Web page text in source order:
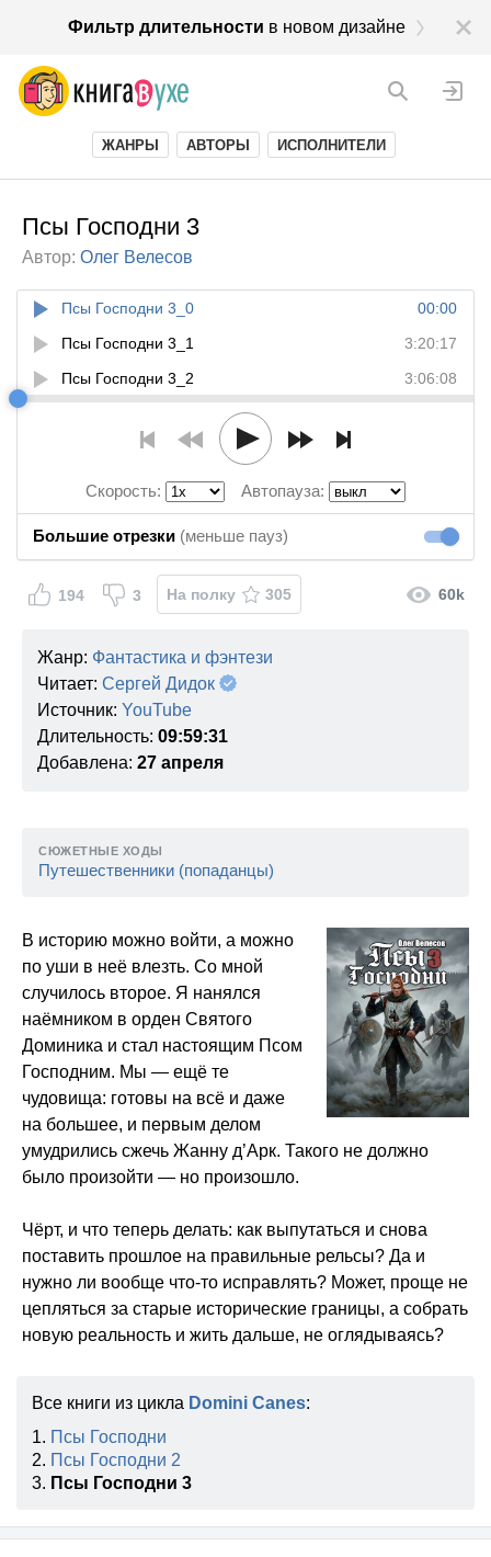
Фильтр длительности в новом дизайне
ЖАНРЫ АВТОРЫ ИСПОЛНИТЕЛИ
Псы Господни 3
Автор: Олег Велесов
00:00
Псы Господни 3_0
3:20:17
Псы Господни 3_1
3:06:08
Псы Господни 3_2
Скорость: Автопауза:
Большие отрезки (меньше пауз)
194 3 На полку 305 60k
Жанр: Фантастика и фэнтези
Читает: Сергей Дидок
Источник: YouTube
Длительность: 09:59:31
Добавлена: 27 апреля
СЮЖЕТНЫЕ ХОДЫ
Путешественники (попаданцы)
В историю можно войти, а можно
по уши в неё влезть. Со мной
случилось второе. Я нанялся
наёмником в орден Святого
Доминика и стал настоящим Псом
Господним. Мы — ещё те
чудовища: готовы на всё и даже
на большее, и первым делом
умудрились сжечь Жанну д’Арк. Такого не должно
было произойти — но произошло.
Чёрт, и что теперь делать: как выпутаться и снова
поставить прошлое на правильные рельсы? Да и
нужно ли вообще что-то исправлять? Может, проще не
цепляться за старые исторические границы, а собрать
новую реальность и жить дальше, не оглядываясь?
Все книги из цикла Domini Canes:
1. Псы Господни
2. Псы Господни 2
3. Псы Господни 3